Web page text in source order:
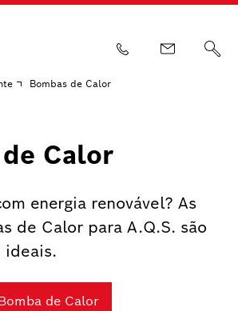
Bombas de Calor
Calor
energia renovável? As
de Calor para A.Q.S. são
ideais.
de Calor